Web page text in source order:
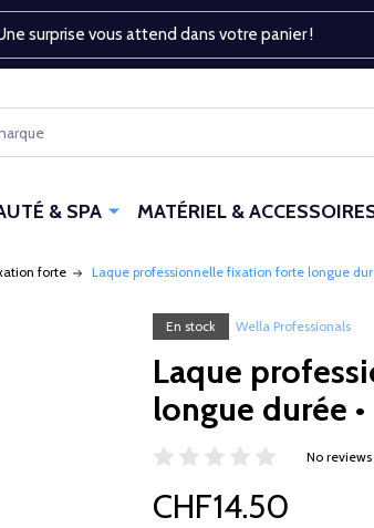
surprise vous attend dans votre panier !
& SPA MATÉRIEL &
forte Laque professionnelle fixation forte longue
En stock Wella Professionals
Laque
longue durée
No
CHF14.50